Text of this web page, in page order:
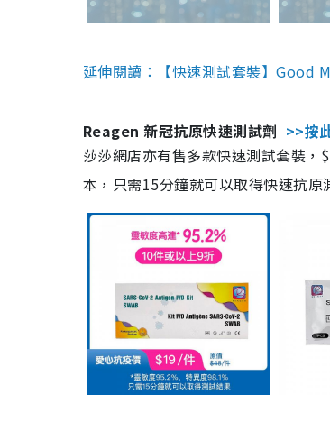
延伸閱讀：【快速測試套裝】Good
Reagen 新冠抗原快速測試劑 >>按
莎莎網店亦有售多款快速測試套裝
本，只需15分鐘就可以取得快速抗